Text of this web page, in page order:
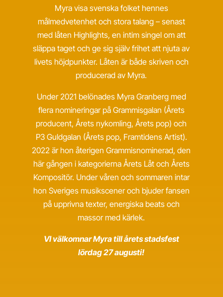
Myra visa svenska folket hennes
målmedvetenhet och stora talang – senast
med låten Highlights, en intim singel om att
släppa taget och ge sig själv frihet att njuta av
livets höjdpunkter. Låten är både skriven och
producerad av Myra.
Under 2021 belönades Myra Granberg med
flera nomineringar på Grammisgalan (Årets
producent, Årets nykomling, Årets pop) och
P3 Guldgalan (Årets pop, Framtidens Artist).
2022 är hon återigen Grammisnominerad, den
här gången i kategorierna Årets Låt och Årets
Kompositör. Under våren och sommaren intar
hon Sveriges musikscener och bjuder fansen
på upprivna texter, energiska beats och
massor med kärlek.
VI välkomnar Myra till årets stadsfest
lördag 27 augusti!